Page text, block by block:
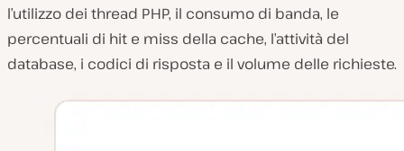
l’utilizzo dei thread PHP, il consumo di banda, le
percentuali di hit e miss della cache, l’attività del
database, i codici di risposta e il volume delle richieste.